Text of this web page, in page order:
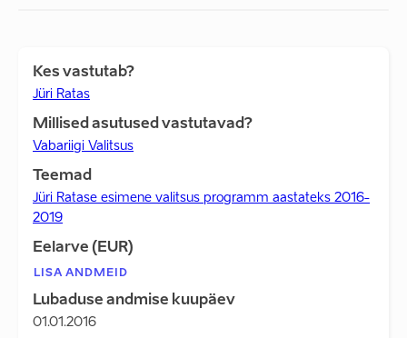
Kes vastutab?
Jüri Ratas
Millised asutused vastutavad?
Vabariigi Valitsus
Teemad
Jüri Ratase esimene valitsus programm aastateks 2016-
2019
Eelarve (EUR)
LISA ANDMEID
Lubaduse andmise kuupäev
01.01.2016